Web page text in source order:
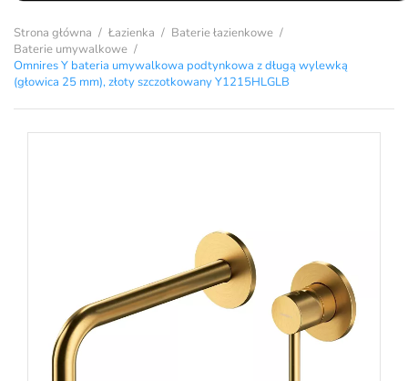
Strona główna Łazienka
Baterie łazienkowe
Baterie umywalkowe
Omnires Y bateria umywalkowa podtynkowa z długą wylewką
(głowica 25 mm), złoty szczotkowany Y1215HLGLB